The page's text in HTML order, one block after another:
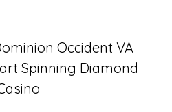
Occident VA
Spinning Diamond